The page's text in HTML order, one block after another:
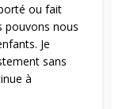
ou fait
pouvons nous
Je
sans
à